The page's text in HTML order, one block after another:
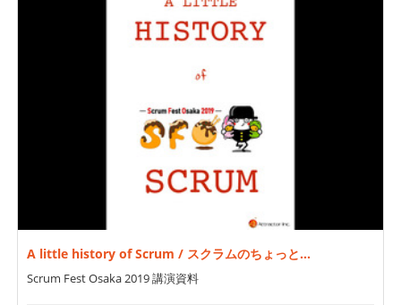
A little history of Scrum / スクラムのちょっと...
Scrum Fest Osaka 2019 講演資料